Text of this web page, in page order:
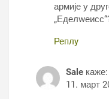
армије у
Реплy
Sale каже:
11. март